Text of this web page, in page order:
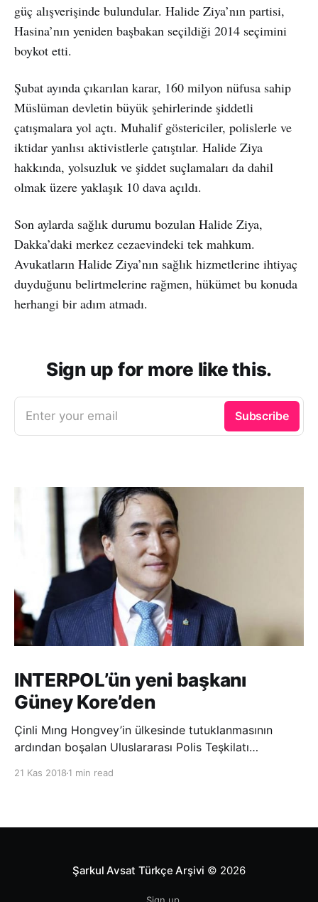
güç alışverişinde bulundular. Halide Ziya’nın partisi,
Hasina’nın yeniden başbakan seçildiği 2014 seçimini
boykot etti.
Şubat ayında çıkarılan karar, 160 milyon nüfusa sahip
Müslüman devletin büyük şehirlerinde şiddetli
çatışmalara yol açtı. Muhalif göstericiler, polislerle ve
iktidar yanlısı aktivistlerle çatıştılar. Halide Ziya
hakkında, yolsuzluk ve şiddet suçlamaları da dahil
olmak üzere yaklaşık 10 dava açıldı.
Son aylarda sağlık durumu bozulan Halide Ziya,
Dakka’daki merkez cezaevindeki tek mahkum.
Avukatların Halide Ziya’nın sağlık hizmetlerine ihtiyaç
duyduğunu belirtmelerine rağmen, hükümet bu konuda
herhangi bir adım atmadı.
Sign up for more like this.
Enter your email Subscribe
INTERPOL’ün yeni başkanı
Güney Kore’den
Çinli Mıng Hongvey’in ülkesinde tutuklanmasının
ardından boşalan Uluslararası Polis Teşkilatı
21 Kas 2018 1 min read
Şarkul Avsat Türkçe Arşivi © 2026